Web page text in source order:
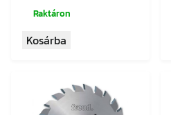
Raktáron
Kosárba